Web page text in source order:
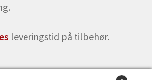
leveringstid på tilbehør.